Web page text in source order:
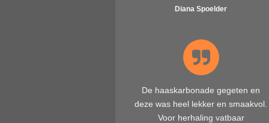
Diana Spoelder
De haaskarbonade gegeten en
deze was heel lekker en smaakvol.
Voor herhaling vatbaar